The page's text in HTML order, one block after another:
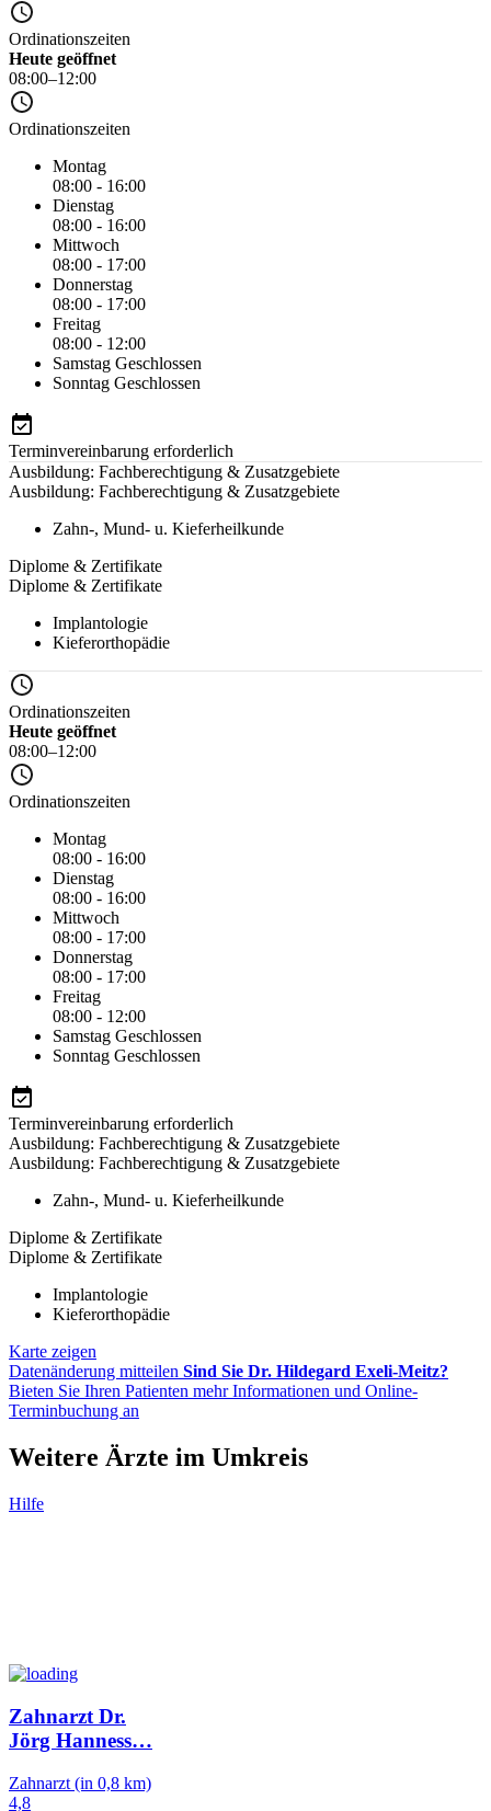
Ordinationszeiten
Heute geöffnet
08:00–12:00
Ordinationszeiten
Montag
08:00 - 16:00
Dienstag
08:00 - 16:00
Mittwoch
08:00 - 17:00
Donnerstag
08:00 - 17:00
Freitag
08:00 - 12:00
Samstag Geschlossen
Sonntag Geschlossen
Terminvereinbarung erforderlich
Ausbildung: Fachberechtigung & Zusatzgebiete
Ausbildung: Fachberechtigung & Zusatzgebiete
Zahn-, Mund- u. Kieferheilkunde
Diplome & Zertifikate
Diplome & Zertifikate
Implantologie
Kieferorthopädie
Ordinationszeiten
Heute geöffnet
08:00–12:00
Ordinationszeiten
Montag
08:00 - 16:00
Dienstag
08:00 - 16:00
Mittwoch
08:00 - 17:00
Donnerstag
08:00 - 17:00
Freitag
08:00 - 12:00
Samstag Geschlossen
Sonntag Geschlossen
Terminvereinbarung erforderlich
Ausbildung: Fachberechtigung & Zusatzgebiete
Ausbildung: Fachberechtigung & Zusatzgebiete
Zahn-, Mund- u. Kieferheilkunde
Diplome & Zertifikate
Diplome & Zertifikate
Implantologie
Kieferorthopädie
Karte zeigen
Datenänderung mitteilen Sind Sie Dr. Hildegard Exeli-Meitz?
Bieten Sie Ihren Patienten mehr Informationen und Online-
Terminbuchung an
Weitere Ärzte im Umkreis
Hilfe
Zahnarzt Dr.
Jörg Hanness…
Zahnarzt (in 0,8 km)
4,8